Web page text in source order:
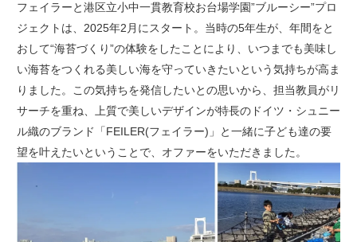
フェイラーと港区立小中一貫教育校お台場学園”ブルーシー”プロ
ジェクトは、2025年2月にスタート。当時の5年生が、年間をと
おして“海苔づくり”の体験をしたことにより、いつまでも美味し
い海苔をつくれる美しい海を守っていきたいという気持ちが高ま
りました。この気持ちを発信したいとの思いから、担当教員がリ
サーチを重ね、上質で美しいデザインが特長のドイツ・シュニー
ル織のブランド「FEILER(フェイラー)」と一緒に子ども達の要
望を叶えたいということで、オファーをいただきました。